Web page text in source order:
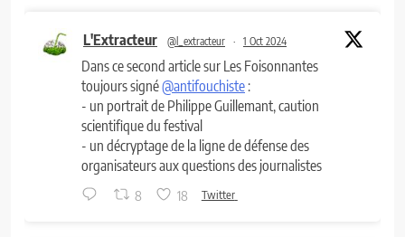
L'Extracteur @l_extracteur · 1 Oct 2024
Dans ce second article sur Les Foisonnantes
toujours signé@antifouchiste :
- un portrait de Philippe Guillemant, caution
scientifique du festival
- un décryptage de la ligne de défense des
organisateurs aux questions des journalistes
8 18 Twitter